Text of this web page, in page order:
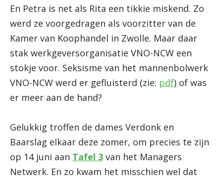
En Petra is net als Rita een tikkie miskend. Zo
werd ze voorgedragen als voorzitter van de
Kamer van Koophandel in Zwolle. Maar daar
stak werkgeversorganisatie VNO-NCW een
stokje voor. Seksisme van het mannenbolwerk
VNO-NCW werd er gefluisterd (zie: pdf) of was
er meer aan de hand?
Gelukkig troffen de dames Verdonk en
Baarslag elkaar deze zomer, om precies te zijn
op 14 juni aan Tafel 3 van het Managers
Netwerk. En zo kwam het misschien wel dat